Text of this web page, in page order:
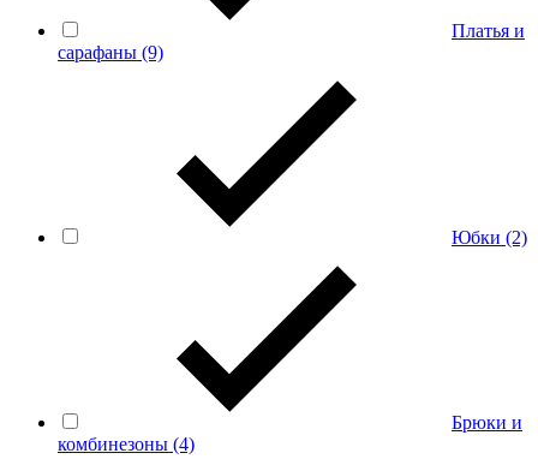
Платья и
сарафаны (9)
Юбки (2)
Брюки и
комбинезоны (4)